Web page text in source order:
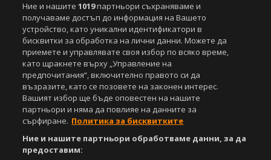
Етични правила на НСС
Лични данни
Управление на предпочитания
Съдържанието на този уеб сайт и технологиите, използвани в него, са
под закрила на Закона за авторското право и сродните му права.
Всички статии, репортажи, интервюта и други текстови, графични и
видео материали, публикувани в сайта, са собственост на Агенция
Спортал, освен ако изрично е посочено друго. Допуска се
публикуване на текстови материали само след писмено съгласие на
Агенция Спортал, посочване на източника и добавяне на линк към
www.sportal.bg. Използването на графични и видео материали,
публикувани в сайта, е строго забранено. Нарушителите ще бъдат
санкционирани с цялата строгост на закона.
Ние и нашите1019партньори съхраняваме и
получаваме достъп до информация на Вашето
устройство, като уникални идентификатори в
бисквитки за обработка на лични данни. Можете да
приемете и управлявате своя избор по всяко време,
като щракнете върху „Управление на
предпочитания“, включително правото си да
възразите, като се позовете на законен интерес.
Вашият избор ще бъде оповестен на нашите
партньори и няма да повлияе на данните за
сърфиране. Политика за бисквитките
Ние и нашите партньори обработваме данни, за да
предоставим: